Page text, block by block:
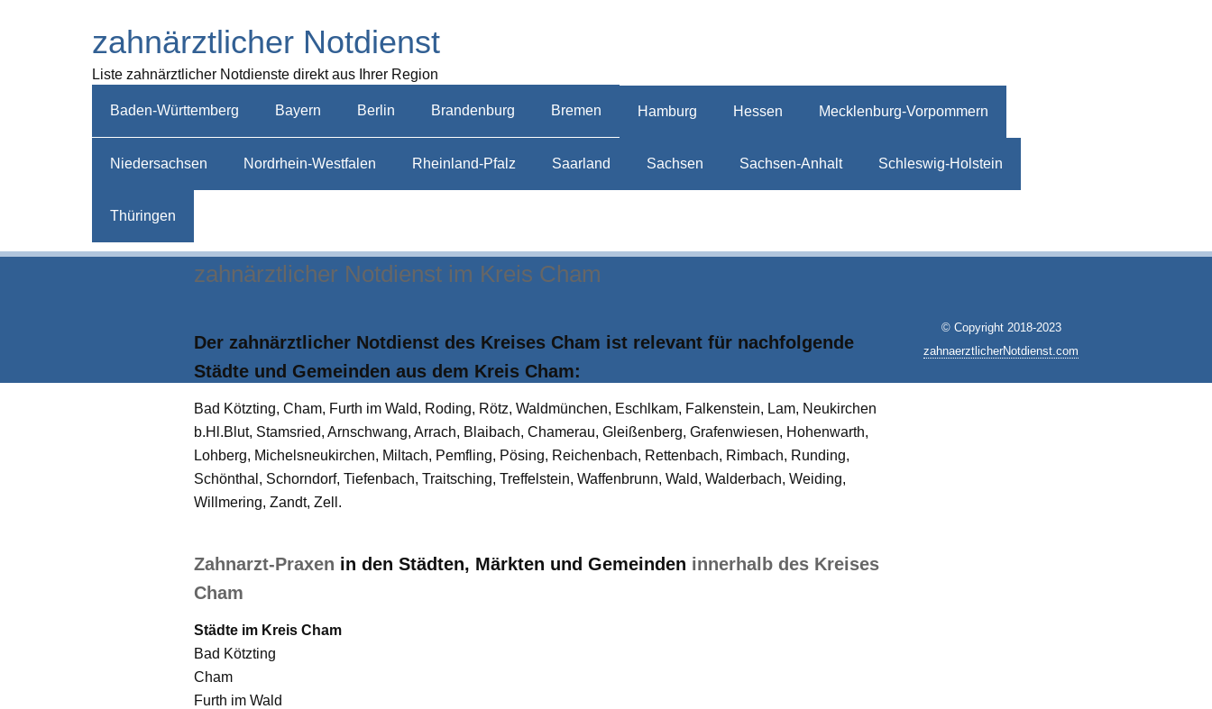
zahnärztlicher Notdienst
Liste zahnärztlicher Notdienste direkt aus Ihrer Region
Baden-Württemberg Bayern Berlin Brandenburg Bremen Hamburg Hessen Mecklenburg-Vorpommern
Niedersachsen Nordrhein-Westfalen Rheinland-Pfalz Saarland Sachsen Sachsen-Anhalt Schleswig-Holstein
Thüringen
zahnärztlicher Notdienst im Kreis Cham
Der zahnärztlicher Notdienst des Kreises Cham ist relevant für nachfolgende
Städte und Gemeinden aus dem Kreis Cham:
Bad Kötzting, Cham, Furth im Wald, Roding, Rötz, Waldmünchen, Eschlkam, Falkenstein, Lam, Neukirchen
b.Hl.Blut, Stamsried, Arnschwang, Arrach, Blaibach, Chamerau, Gleißenberg, Grafenwiesen, Hohenwarth,
Lohberg, Michelsneukirchen, Miltach, Pemfling, Pösing, Reichenbach, Rettenbach, Rimbach, Runding,
Schönthal, Schorndorf, Tiefenbach, Traitsching, Treffelstein, Waffenbrunn, Wald, Walderbach, Weiding,
Willmering, Zandt, Zell.
Zahnarzt-Praxen in den Städten, Märkten und Gemeinden innerhalb des Kreises
Cham
Städte im Kreis Cham
Bad Kötzting
Cham
Furth im Wald
© Copyright 2018-2023
zahnaerztlicherNotdienst.com